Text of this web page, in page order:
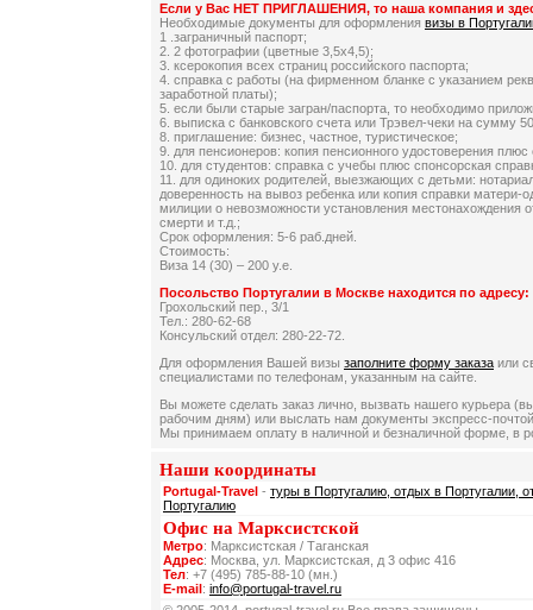
Если у Вас НЕТ ПРИГЛАШЕНИЯ, то наша компания и
Необходимые документы для оформления визы в
1 .заграничный паспорт;
2. 2 фотографии (цветные 3,5х4,5);
3. ксерокопия всех страниц российского паспорта;
4. справка с работы (на фирменном бланке с указанием
заработной платы);
5. если были старые загран/паспорта, то необходимо
6. выписка с банковского счета или Трэвел-чеки на сумму
8. приглашение: бизнес, частное, туристическое;
9. для пенсионеров: копия пенсионного удостоверения плюс
10. для студентов: справка с учебы плюс спонсорская
11. для одиноких родителей, выезжающих с детьми:
доверенность на вывоз ребенка или копия справки матери-
милиции о невозможности установления местонахождения
смерти и т.д.;
Срок оформления: 5-6 раб.дней.
Стоимость:
Виза 14 (30) – 200 у.е.
Посольство Португалии в Москве находится по адресу:
Грохольский пер., 3/1
Тел.: 280-62-68
Консульский отдел: 280-22-72.
Для оформления Вашей визы заполните форму заказа или
специалистами по телефонам, указанным на сайте.
Вы можете сделать заказ лично, вызвать нашего курьера
рабочим дням) или выслать нам документы экспресс-
Мы принимаем оплату в наличной и безналичной форме, в
Наши координаты
Portugal-Travel - туры в Португалию, отдых в Португалии,
Португалию
Офис на Марксистской
Метро: Марксистская / Таганская
Адрес: Москва, ул. Марксистская, д 3 офис 416
Тел: +7 (495) 785-88-10 (мн.)
E-mail: info@portugal-travel.ru